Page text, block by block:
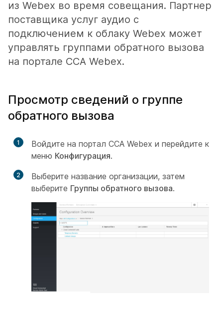
из Webex во время совещания. Партнер
поставщика услуг аудио с
подключением к облаку Webex может
управлять группами обратного вызова
на портале CCA Webex.
Просмотр сведений о группе
обратного вызова
1
Войдите на портал CCA Webex и перейдите к
меню Конфигурация.
2
Выберите название организации, затем
выберите Группы обратного вызова.